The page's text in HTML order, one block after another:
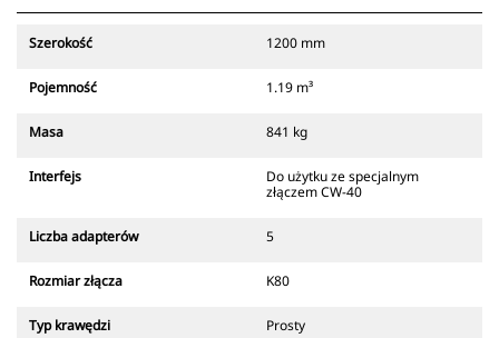
który zawsze znajduje się w
Złącza z uchwytem sworzniowym
koparkami 311-352 i wszystkimi
również złącza o szerokościach do
kopania rowów.
systemem złączy wykorzystuje
Specjalne złącza są wyposażone w
Szerokość 1200 mm
Pojemność 1.19 m³
Masa 841 kg
Interfejs
Do użytku ze specjalnym
złączem CW-40
Liczba adapterów 5
Rozmiar złącza K80
Typ krawędzi Prosty